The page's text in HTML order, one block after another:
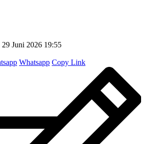
29 Juni 2026 19:55
Whatsapp Copy Link